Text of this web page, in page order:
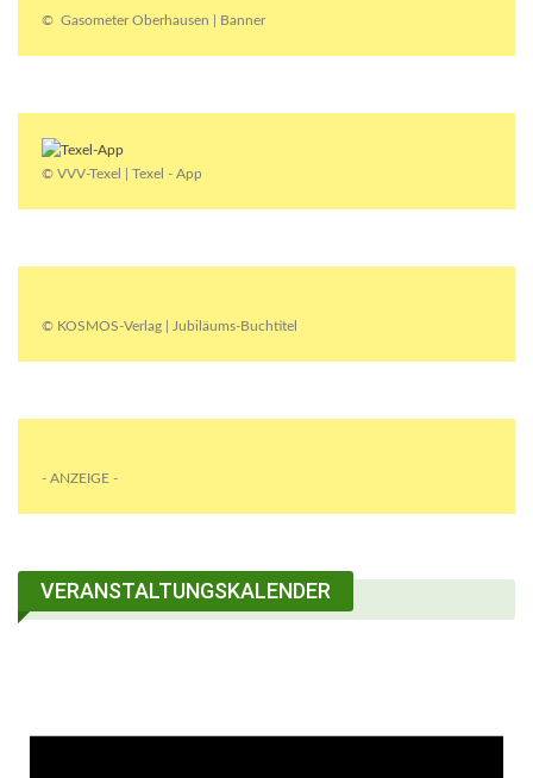
© Gasometer Oberhausen | Banner
© VVV-Texel | Texel - App
© KOSMOS-Verlag | Jubiläums-Buchtitel
- ANZEIGE -
VERANSTALTUNGSKALENDER